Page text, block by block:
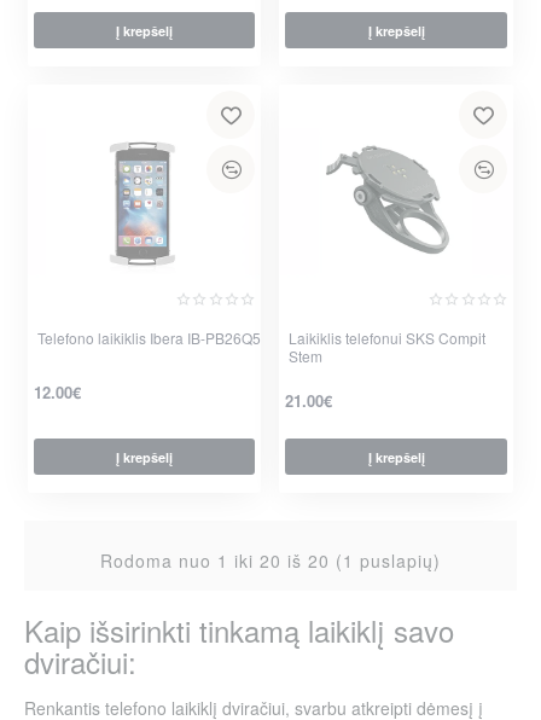
Į krepšelį Į krepšelį
Telefono laikiklis Ibera IB-PB26Q5
12.00€
Į krepšelį
Laikiklis telefonui SKS Compit
Stem
21.00€
Į krepšelį
Rodoma nuo 1 iki 20 iš 20 (1 puslapių)
Kaip išsirinkti tinkamą laikiklį savo
dviračiui:
Renkantis telefono laikiklį dviračiui, svarbu atkreipti dėmesį į